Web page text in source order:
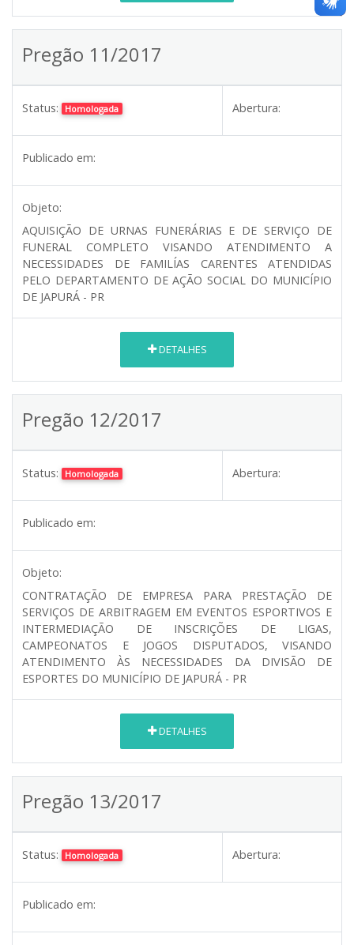
Pregão 11/2017
Status: Homologada Abertura:
Publicado em:
Objeto:
AQUISIÇÃO DE URNAS FUNERÁRIAS E DE SERVIÇO DE
FUNERAL COMPLETO VISANDO ATENDIMENTO A
NECESSIDADES DE FAMILÍAS CARENTES ATENDIDAS
PELO DEPARTAMENTO DE AÇÃO SOCIAL DO MUNICÍPIO
DE JAPURÁ - PR
DETALHES
Pregão 12/2017
Status: Homologada Abertura:
Publicado em:
Objeto:
CONTRATAÇÃO DE EMPRESA PARA PRESTAÇÃO DE
SERVIÇOS DE ARBITRAGEM EM EVENTOS ESPORTIVOS E
INTERMEDIAÇÃO DE INSCRIÇÕES DE LIGAS,
CAMPEONATOS E JOGOS DISPUTADOS, VISANDO
ATENDIMENTO ÀS NECESSIDADES DA DIVISÃO DE
ESPORTES DO MUNICÍPIO DE JAPURÁ - PR
DETALHES
Pregão 13/2017
Status: Homologada Abertura:
Publicado em: